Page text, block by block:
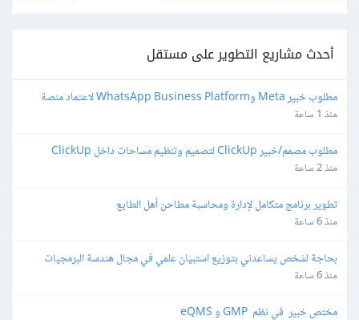
أحدث مشاريع التطوير على مستقل
واتساب
منذ 1 ساعة
مطلوب مصمم/خبير ClickUp لتصميم وتنظيم مساحات داخل ClickUp
منذ 2 ساعة
تطوير برنامج متكامل لإدارة ومحاسبة مطاحن أهل الطايع
منذ 6 ساعة
بحاجة لشخص يساعدني بتوزيع استبيان علمي في مجال هندسة البرمجيات
منذ 6 ساعة
مختص خبير  في نظم  GMP و eQMS